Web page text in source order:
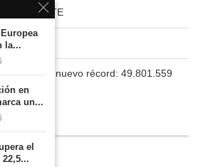
marca un nuevo récord: 49.801.559
la...
en
un...
el